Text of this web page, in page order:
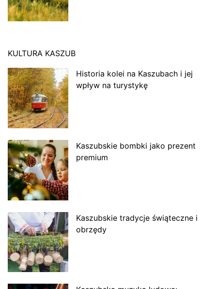
KULTURA KASZUB
Historia kolei na Kaszubach i jej
wpływ na turystykę
Kaszubskie bombki jako prezent
premium
Kaszubskie tradycje świąteczne i
obrzędy